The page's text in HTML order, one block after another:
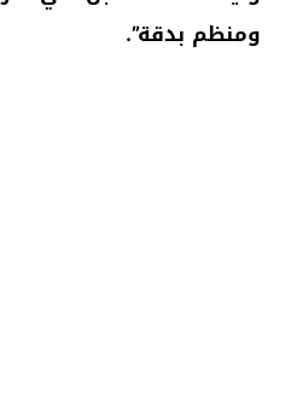
ومنظم بدقة”.